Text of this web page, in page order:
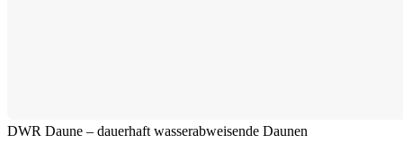
DWR Daune – dauerhaft wasserabweisende Daunen